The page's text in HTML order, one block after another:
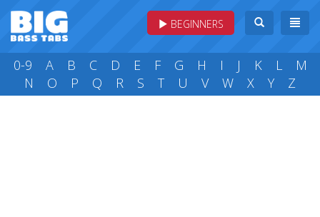
BEGINNERS
0-9 A B C D E F G H I J K L
M
N
O P Q R S T U V W X Y Z